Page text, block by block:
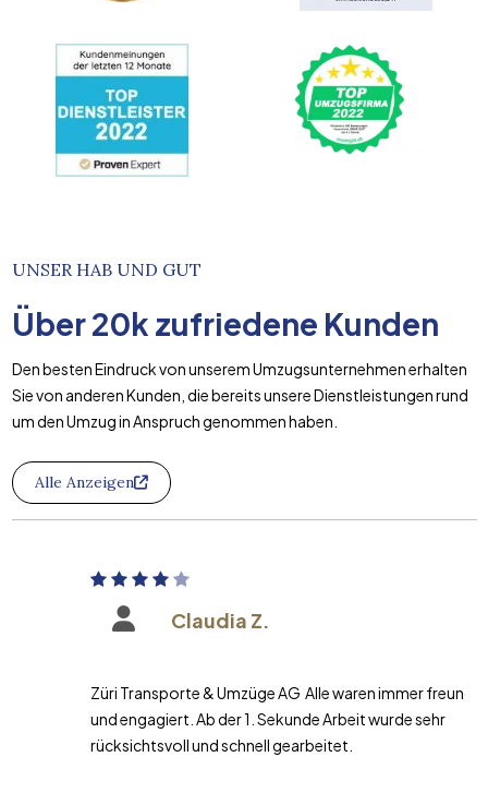
UNSER HAB UND GUT
Über20k zufriedene Kunden
Den besten Eindruck von unserem Umzugsunternehmen erhalten
Sie von anderen Kunden, die bereits unsere Dienstleistungen rund
um den Umzug in Anspruch genommen haben.
Alle Anzeigen
Claudia Z.
Züri Transporte & Umzüge AG Alle waren immer freundlich
und engagiert. Ab der 1. Sekunde Arbeit wurde sehr
rücksichtsvoll und schnell gearbeitet.